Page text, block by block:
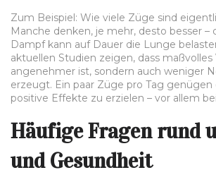
Zum Beispiel: Wie viele Züge sind
Manche denken, je mehr, desto besser –
Dampf kann auf Dauer die Lunge
aktuellen Studien zeigen, dass
angenehmer ist, sondern auch weniger
erzeugt. Ein paar Züge pro Tag
positive Effekte zu erzielen – vor allem
Häufige Fragen rund
und Gesundheit